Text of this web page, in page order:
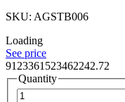
SKU: AGSTB006
Loading
See price
9123361523462242.72
Quantity